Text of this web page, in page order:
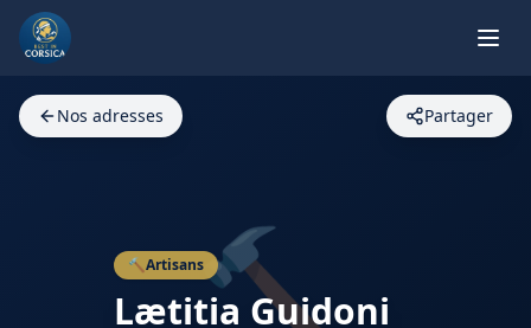
🔨
Nos adresses Partager
🔨Artisans
Lætitia Guidoni